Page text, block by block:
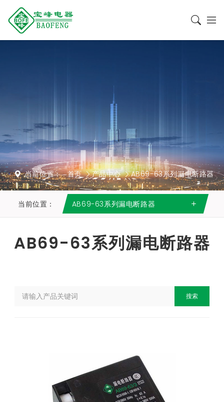
当前位置： 首页 产品中心 AB69-63系列漏电断路器
当前位置： AB69-63系列漏电断路器
AB69-63系列漏电断路器
搜索